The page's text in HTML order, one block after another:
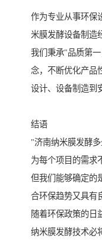
作为专业从事环保
米膜发酵设备制造
我们秉承"品质第
念，不断优化产品
设计、设备制造到
结语
"济南纳米膜发酵
为每个项目的需求
但我们能够确定的
合环保趋势又具有
随着环保政策的日
纳米膜发酵技术必